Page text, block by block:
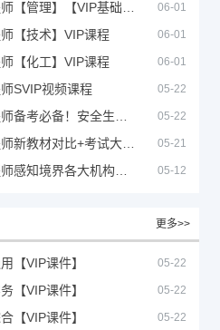
06-01
【技术】VIP课程 06-01
【化工】VIP课程 06-01
SVIP视频课程 05-22
05-22
05-21
05-12
更多>>
【VIP课件】 05-22
【VIP课件】 05-22
【VIP课件】 05-22